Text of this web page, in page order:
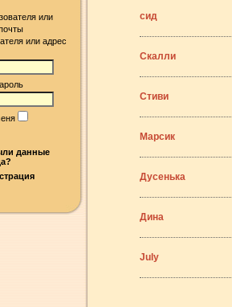
или адрес
данные
сид
Скалли
Стиви
Марсик
Дусенька
Дина
July